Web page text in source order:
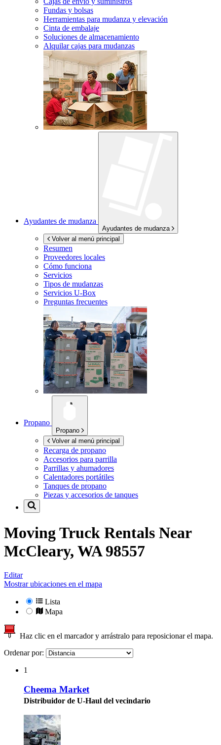
Fundas y bolsas
Herramientas para mudanza y elevación
Cinta de embalaje
Soluciones de almacenamiento
Alquilar cajas para mudanzas
Ayudantes de mudanza
Ayudantes de mudanza
Volver al menú principal
Resumen
Proveedores locales
Cómo funciona
Servicios
Tipos de mudanzas
Servicios U-Box
Preguntas frecuentes
Propano
Propano
Volver al menú principal
Recarga de propano
Accesorios para parrilla
Parrillas y ahumadores
Calentadores portátiles
Tanques de propano
Piezas y accesorios de tanques
Moving Truck Rentals Near
McCleary, WA 98557
Editar
Mostrar ubicaciones en el mapa
Lista
Mapa
Haz clic en el marcador y arrástralo para reposicionar el mapa.
Ordenar por:
1
Cheema Market
Distribuidor de U-Haul del vecindario